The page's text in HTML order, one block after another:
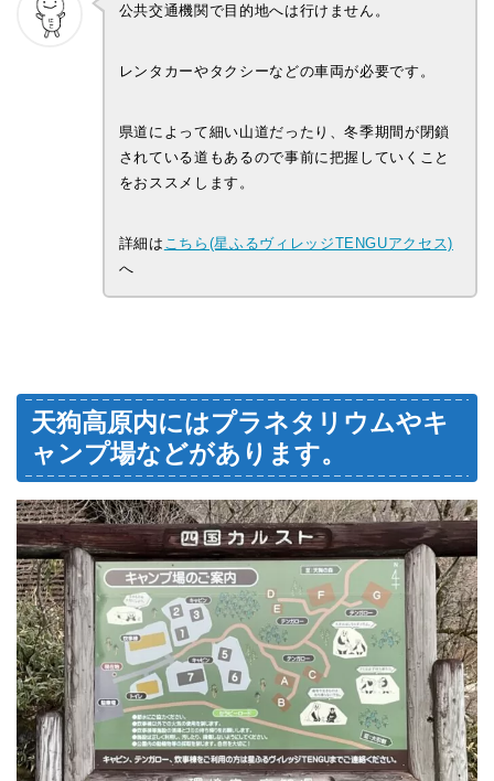
公共交通機関で目的地へは行けません。
レンタカーやタクシーなどの車両が必要です。
県道によって細い山道だったり、冬季期間が閉鎖
されている道もあるので事前に把握していくこと
をおススメします。
詳細は こちら(星ふるヴィレッジTENGUアクセス)
へ
天狗高原内にはプラネタリウムやキ
ャンプ場などがあります。